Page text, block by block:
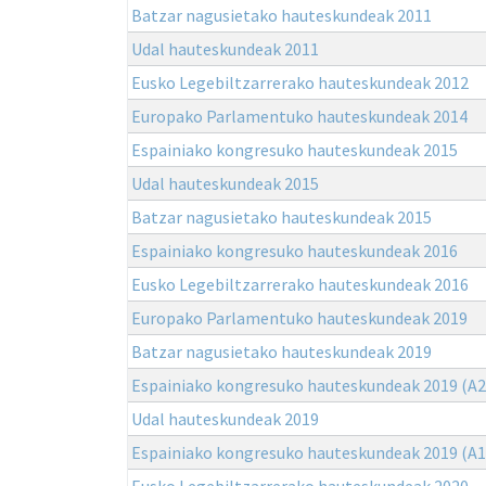
Batzar nagusietako hauteskundeak 2011
Udal hauteskundeak 2011
Eusko Legebiltzarrerako hauteskundeak 2012
Europako Parlamentuko hauteskundeak 2014
Espainiako kongresuko hauteskundeak 2015
Udal hauteskundeak 2015
Batzar nagusietako hauteskundeak 2015
Espainiako kongresuko hauteskundeak 2016
Eusko Legebiltzarrerako hauteskundeak 2016
Europako Parlamentuko hauteskundeak 2019
Batzar nagusietako hauteskundeak 2019
Espainiako kongresuko hauteskundeak 2019
Udal hauteskundeak 2019
Espainiako kongresuko hauteskundeak 2019